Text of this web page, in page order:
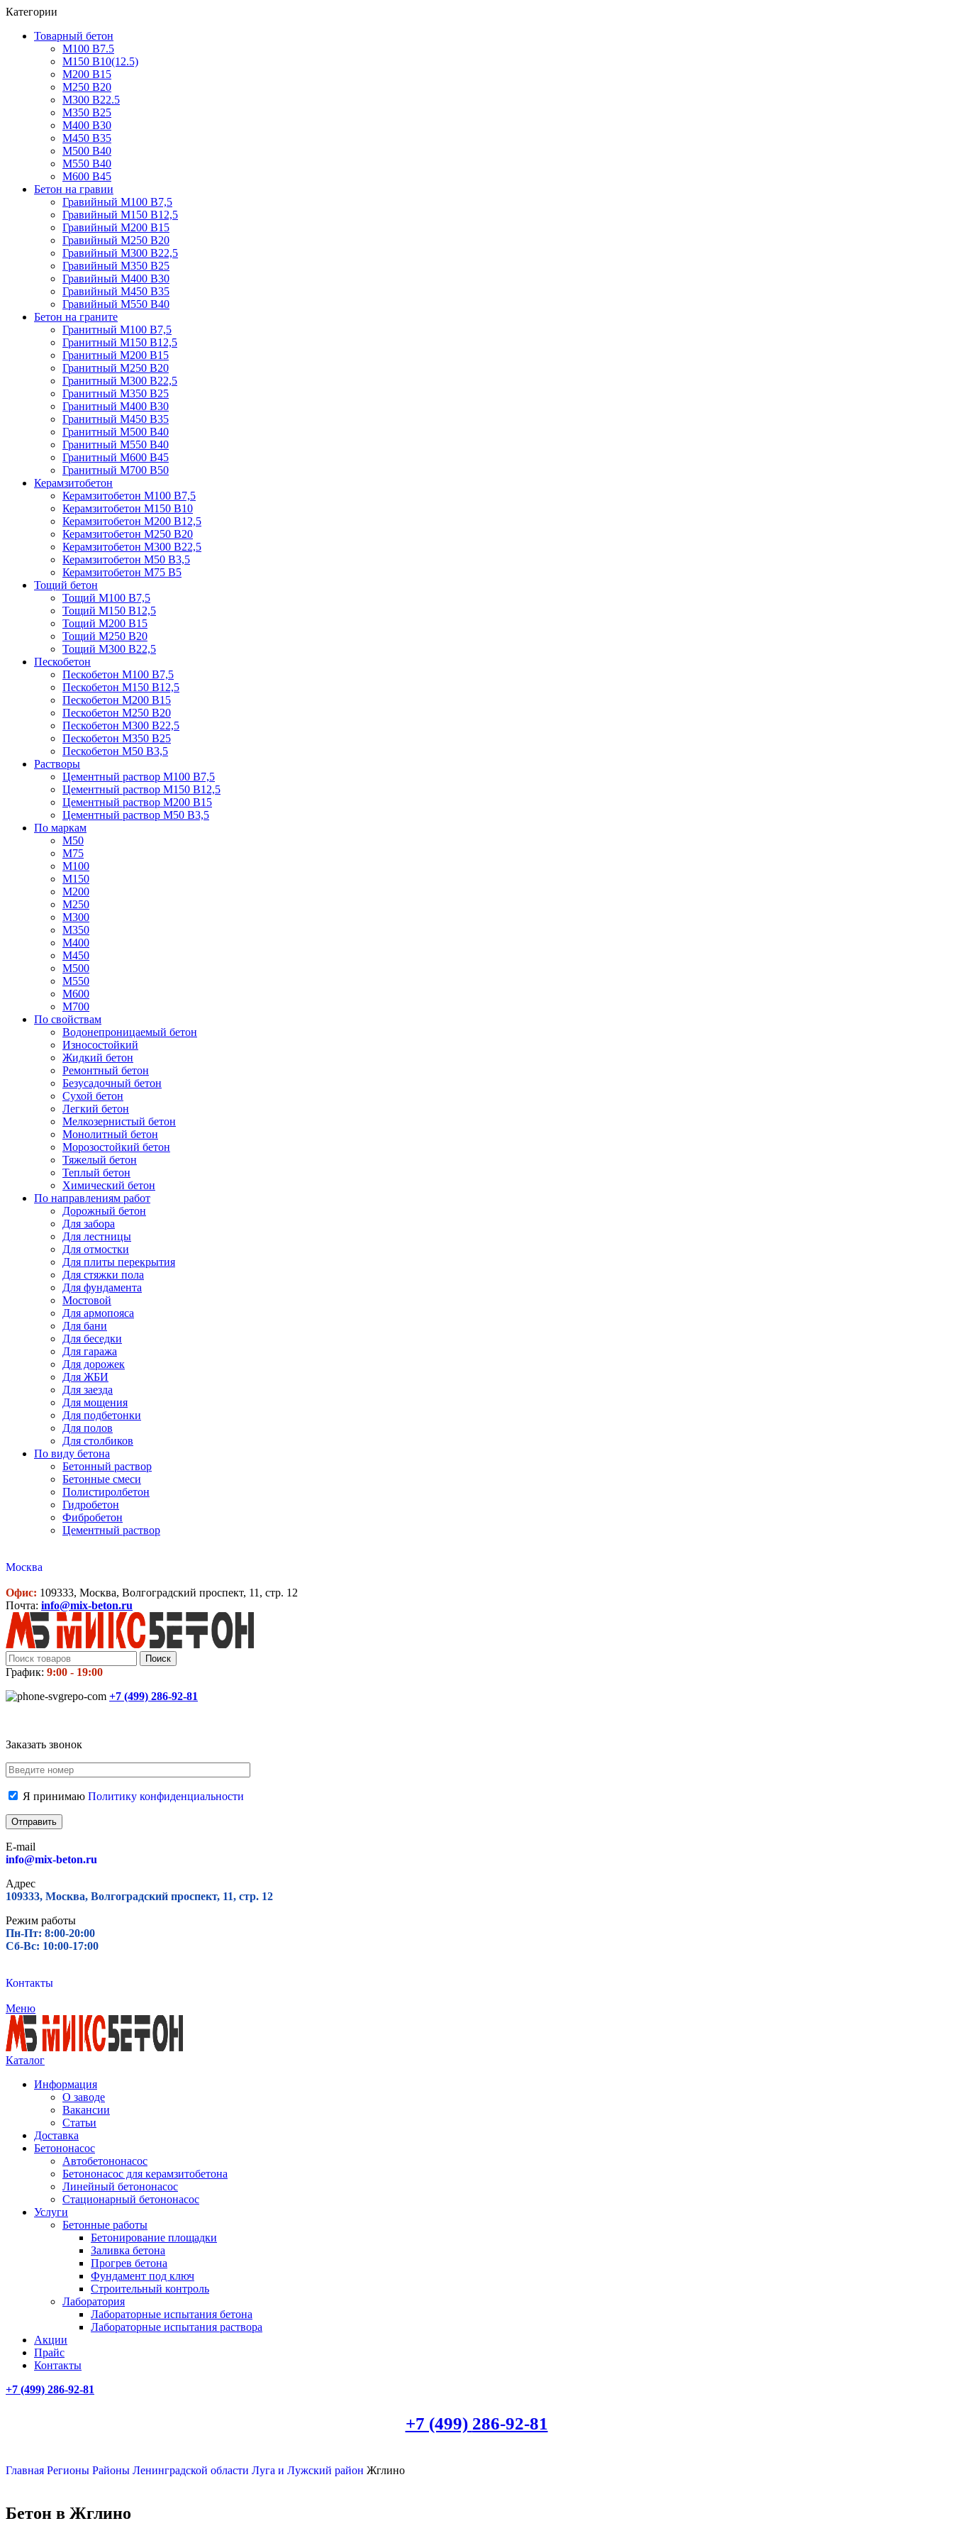
Категории
Товарный бетон
М100 В7.5
М150 В10(12.5)
М200 В15
М250 В20
М300 В22.5
М350 В25
М400 В30
М450 В35
М500 В40
М550 В40
М600 В45
Бетон на гравии
Гравийный М100 В7,5
Гравийный М150 В12,5
Гравийный М200 В15
Гравийный М250 В20
Гравийный М300 В22,5
Гравийный М350 В25
Гравийный М400 В30
Гравийный М450 В35
Гравийный М550 В40
Бетон на граните
Гранитный М100 В7,5
Гранитный М150 В12,5
Гранитный М200 В15
Гранитный М250 В20
Гранитный М300 В22,5
Гранитный М350 В25
Гранитный М400 В30
Гранитный М450 В35
Гранитный М500 В40
Гранитный М550 В40
Гранитный М600 В45
Гранитный М700 В50
Керамзитобетон
Керамзитобетон М100 В7,5
Керамзитобетон М150 В10
Керамзитобетон М200 В12,5
Керамзитобетон М250 В20
Керамзитобетон М300 В22,5
Керамзитобетон М50 В3,5
Керамзитобетон М75 В5
Тощий бетон
Тощий М100 В7,5
Тощий М150 В12,5
Тощий М200 В15
Тощий М250 В20
Тощий М300 В22,5
Пескобетон
Пескобетон М100 В7,5
Пескобетон М150 В12,5
Пескобетон М200 В15
Пескобетон М250 В20
Пескобетон М300 В22,5
Пескобетон М350 В25
Пескобетон М50 В3,5
Растворы
Цементный раствор М100 В7,5
Цементный раствор М150 В12,5
Цементный раствор М200 В15
Цементный раствор М50 В3,5
По маркам
М50
М75
М100
М150
М200
М250
М300
М350
М400
М450
М500
М550
М600
М700
По свойствам
Водонепроницаемый бетон
Износостойкий
Жидкий бетон
Ремонтный бетон
Безусадочный бетон
Сухой бетон
Легкий бетон
Мелкозернистый бетон
Монолитный бетон
Морозостойкий бетон
Тяжелый бетон
Теплый бетон
Химический бетон
По направлениям работ
Дорожный бетон
Для забора
Для лестницы
Для отмостки
Для плиты перекрытия
Для стяжки пола
Для фундамента
Мостовой
Для армопояса
Для бани
Для беседки
Для гаража
Для дорожек
Для ЖБИ
Для заезда
Для мощения
Для подбетонки
Для полов
Для столбиков
По виду бетона
Бетонный раствор
Бетонные смеси
Полистиролбетон
Гидробетон
Фибробетон
Цементный раствор
Москва
Офис: 109333, Москва, Волгоградский проспект, 11, стр. 12
Почта: info@mix-beton.ru
Поиск
График: 9:00 - 19:00
+7 (499) 286-92-81
Заказать звонок
Я принимаю Политику конфиденциальности
E-mail
info@mix-beton.ru
Адрес
109333, Москва, Волгоградский проспект, 11, стр. 12
Режим работы
Пн-Пт: 8:00-20:00
Сб-Вс: 10:00-17:00
Контакты
Меню
Каталог
Информация
О заводе
Вакансии
Статьи
Доставка
Бетононасос
Автобетононасос
Бетононасос для керамзитобетона
Линейный бетононасос
Стационарный бетононасос
Услуги
Бетонные работы
Бетонирование площадки
Заливка бетона
Прогрев бетона
Фундамент под ключ
Строительный контроль
Лаборатория
Лабораторные испытания бетона
Лабораторные испытания раствора
Акции
Прайс
Контакты
+7 (499) 286-92-81
+7 (499) 286-92-81
Главная Регионы Районы Ленинградской области Луга и Лужский район Жглино
Бетон в Жглино